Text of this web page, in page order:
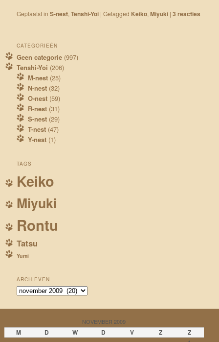
Geplaatst in S-nest,Tenshi-Yoi |Getagged Keiko,Miyuki |3 reacties
CATEGORIEËN
Geen categorie (997)
Tenshi-Yoi (206)
M-nest(25)
N-nest(32)
O-nest(59)
R-nest(31)
S-nest(29)
T-nest(47)
Y-nest(1)
TAGS
Keiko
Miyuki
Rontu
Tatsu
Yumi
ARCHIEVEN
Archieven
NOVEMBER 2009
M D W D V Z Z